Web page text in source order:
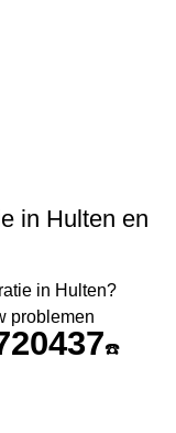
in Hulten en
in Hulten?
problemen
☎️